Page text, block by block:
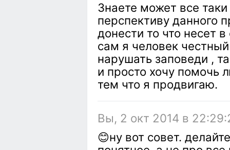
Знаете может все
перспективу данного
донести то что несет
сам я человек
нарушать заповеди ,
и просто хочу помочь
тем что я продвигаю.
Вы, 2 окт 2014 в
😊ну вот совет.